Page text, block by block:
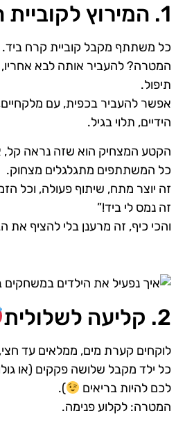
1. המירוץ לקוביית הקרח
כל משתתף מקבל קוביית קרח ביד.
המטרה? להעביר אותה לבא
תיפול.
אפשר להעביר בכפית, עם
הידיים, תלוי בגיל.
הקטע המצחיק הוא שזה נראה קל,
כל המשתתפים מתגלגלים מצחוק.
זה יוצר מתח, שיתוף פעולה, וכל
זה נמס לי ביד!”
והכי כיף, זה מרענן בלי להציף את
2. קליעה לשלולית
לוקחים קערת מים, ממלאים עד
כל ילד מקבל שלושה פקקים (או
לכם להיות בריאים
).
המטרה: לקלוע פנימה.